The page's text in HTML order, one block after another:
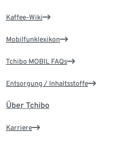
Kaffee-Wiki
Mobilfunklexikon
Tchibo MOBIL FAQs
Entsorgung / Inhaltsstoffe
Über Tchibo
Karriere